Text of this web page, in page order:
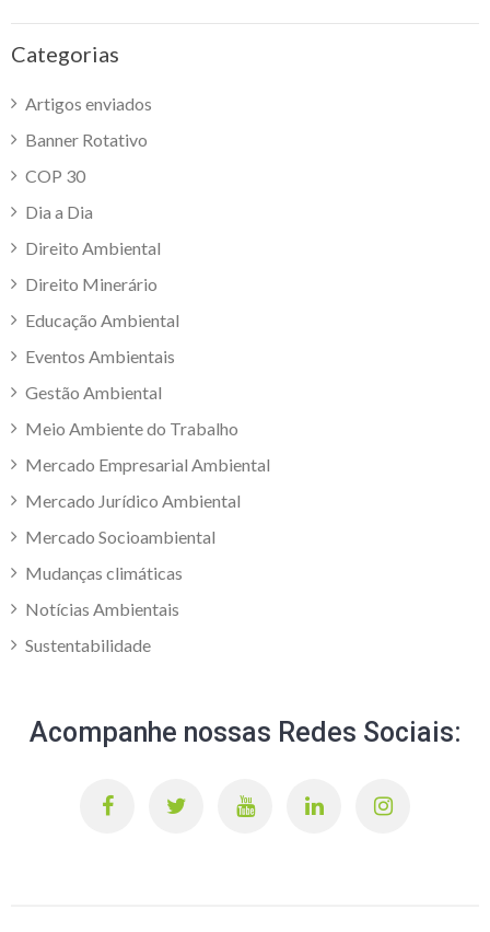
Categorias
Artigos enviados
Banner Rotativo
COP 30
Dia a Dia
Direito Ambiental
Direito Minerário
Educação Ambiental
Eventos Ambientais
Gestão Ambiental
Meio Ambiente do Trabalho
Mercado Empresarial Ambiental
Mercado Jurídico Ambiental
Mercado Socioambiental
Mudanças climáticas
Notícias Ambientais
Sustentabilidade
Acompanhe nossas Redes Sociais: